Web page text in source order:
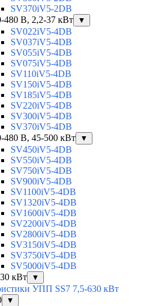
SV370iV5-2DB
480 В, 2,2-37 кВт
▼
SV022iV5-4DB
SV037iV5-4DB
SV055iV5-4DB
SV075iV5-4DB
SV110iV5-4DB
SV150iV5-4DB
SV185iV5-4DB
SV220iV5-4DB
SV300iV5-4DB
SV370iV5-4DB
480 В, 45-500 кВт
▼
SV450iV5-4DB
SV550iV5-4DB
SV750iV5-4DB
SV900iV5-4DB
SV1100iV5-4DB
SV1320iV5-4DB
SV1600iV5-4DB
SV2200iV5-4DB
SV2800iV5-4DB
SV3150iV5-4DB
SV3750iV5-4DB
SV5000iV5-4DB
кВт
▼
УПП SS7 7,5-630 кВт
▼